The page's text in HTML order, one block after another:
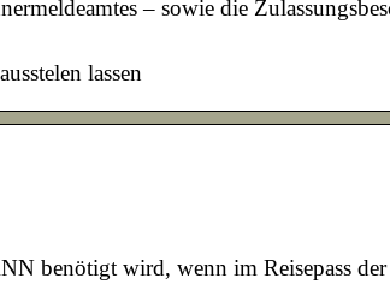
– sowie die
lassen
benötigt wird, wenn im Reisepass